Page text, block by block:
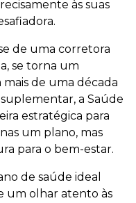
às suas
de uma corretora
se torna um
de uma década
a Saúde
estratégica para
um plano, mas
para o bem-estar.
de saúde ideal
um olhar atento às